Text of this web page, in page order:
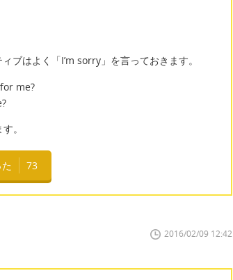
ブはよく「I’m sorry」を言っておきます。
me?
。
73
2016/02/09 12:42